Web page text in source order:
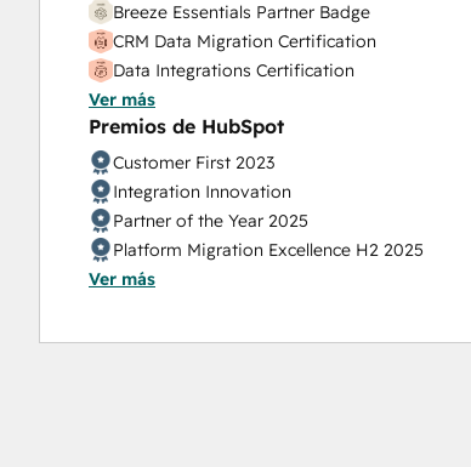
Breeze Essentials Partner Badge
CRM Data Migration Certification
Data Integrations Certification
Email Marketing Certification
Guided Client Onboarding
HubSpot Architecture I: Data Models and APIs
HubSpot Architecture II: Content and
Messaging Tools
HubSpot CMS for Developers II
HubSpot Content Hub Software
Ver más
Premios de HubSpot
Customer First 2023
Integration Innovation
Partner of the Year 2025
Platform Migration Excellence H2 2025
Product Excellence H1 2025
Ver más